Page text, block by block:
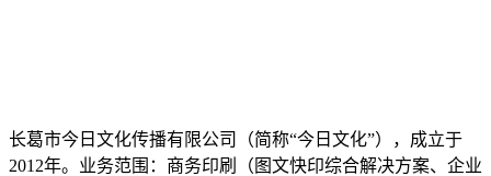
长葛市今日文化传播有限公司（简称“今日文化”），成立于
2012年。业务范围：商务印刷（图文快印综合解决方案、企业